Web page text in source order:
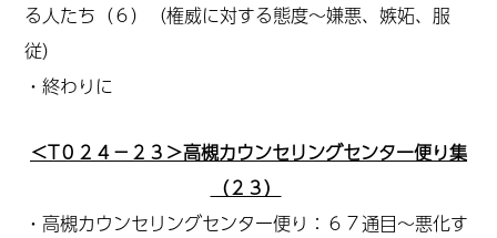
る人たち（６）（権威に対する態度～嫌悪、嫉妬、服
従）
・終わりに
＜T０２４－２３＞高槻カウンセリングセンター便り集
（２３）
・高槻カウンセリングセンター便り：６７通目～悪化す